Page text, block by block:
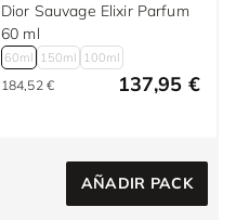
Dior Sauvage Elixir Parfum
60 ml
60ml 150ml 100ml
184,52 € 137,95 €
AÑADIR PACK